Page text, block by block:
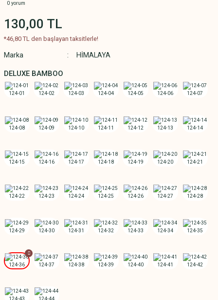
0 yorum
130,00 TL
*46,80 TL den başlayan taksitlerle!
Marka HİMALAYA
DELUXE BAMBOO